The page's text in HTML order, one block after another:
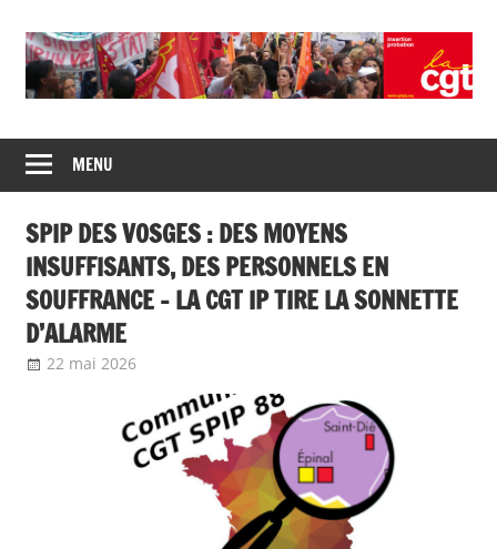
CGT
insertion
probation
de
syndicats
CGT
insertion
probation
MENU
SPIP DES VOSGES : DES MOYENS
INSUFFISANTS, DES PERSONNELS EN
SOUFFRANCE – LA CGT IP TIRE LA SONNETTE
D’ALARME
22 mai 2026